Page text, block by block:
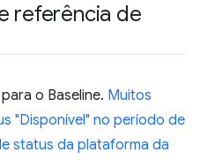
referência de
o Baseline. Muitos
"Disponível" no período de
status da plataforma da